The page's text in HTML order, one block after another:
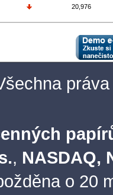
20,976
práva
, NASDAQ,
o 20